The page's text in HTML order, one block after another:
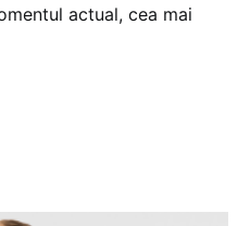
actual, cea mai